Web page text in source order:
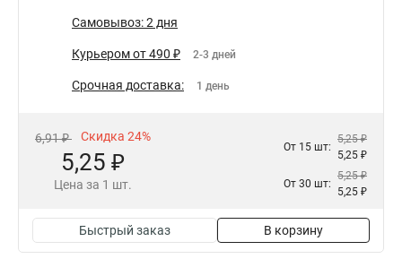
Самовывоз: 2 дня
Курьером от 490 ₽ 2-3 дней
Срочная доставка: 1 день
6,91 ₽ Скидка 24%
5,25 ₽
Цена за 1 шт.
От 15 шт:
5,25 ₽
5,25 ₽
От 30 шт:
5,25 ₽
5,25 ₽
Быстрый заказ В корзину